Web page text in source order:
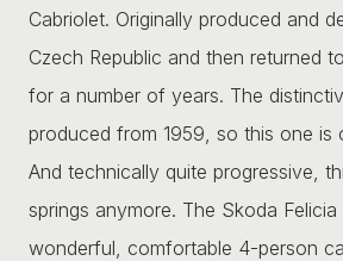
Cabriolet. Originally produced and
Czech Republic and then returned
for a number of years. The
produced from 1959, so this one is
And technically quite progressive,
springs anymore. The Skoda Felicia
wonderful, comfortable 4-person